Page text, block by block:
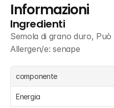
Informazioni
Ingredienti
Semola di grano duro,
Allergen/e: senape
componente
Energia